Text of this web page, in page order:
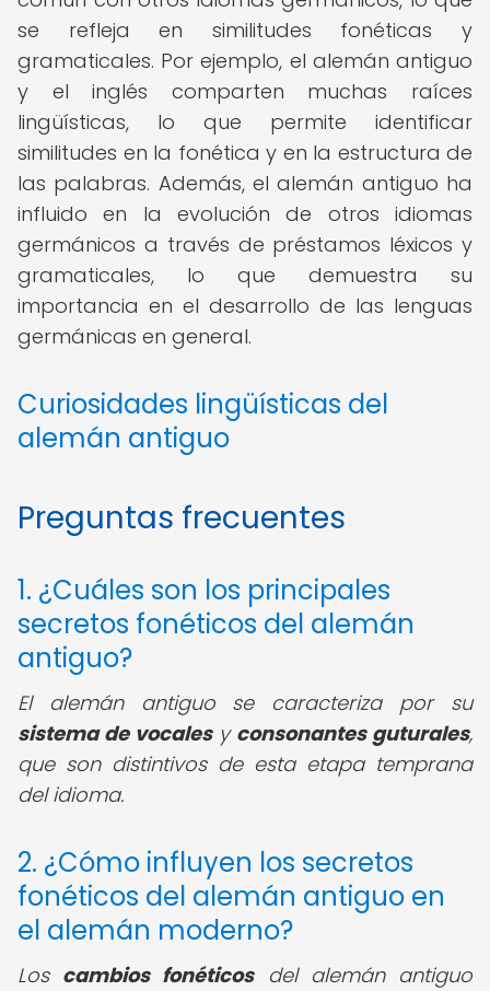
se refleja en similitudes fonéticas y
gramaticales. Por ejemplo, el alemán antiguo
y el inglés comparten muchas raíces
lingüísticas, lo que permite identificar
similitudes en la fonética y en la estructura de
las palabras. Además, el alemán antiguo ha
influido en la evolución de otros idiomas
germánicos a través de préstamos léxicos y
gramaticales, lo que demuestra su
importancia en el desarrollo de las lenguas
germánicas en general.
Curiosidades lingüísticas del
alemán antiguo
Preguntas frecuentes
1. ¿Cuáles son los principales
secretos fonéticos del alemán
antiguo?
El alemán antiguo se caracteriza por su
sistema de vocalesy consonantes guturales,
que son distintivos de esta etapa temprana
del idioma.
2. ¿Cómo influyen los secretos
fonéticos del alemán antiguo en
el alemán moderno?
Los cambios fonéticosdel alemán antiguo